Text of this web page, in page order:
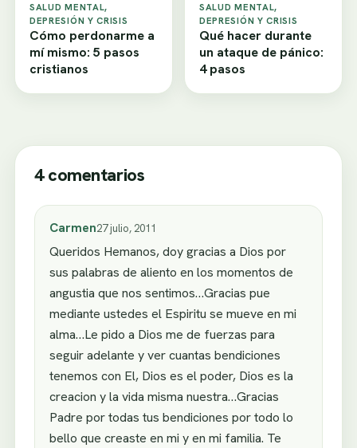
SALUD MENTAL,
DEPRESIÓN Y CRISIS
Cómo perdonarme a
mí mismo: 5 pasos
cristianos
SALUD MENTAL,
DEPRESIÓN Y CRISIS
Qué hacer durante
un ataque de pánico:
4 pasos
4 comentarios
Carmen27 julio, 2011
Queridos Hemanos, doy gracias a Dios por
sus palabras de aliento en los momentos de
angustia que nos sentimos…Gracias pue
mediante ustedes el Espiritu se mueve en mi
alma…Le pido a Dios me de fuerzas para
seguir adelante y ver cuantas bendiciones
tenemos con El, Dios es el poder, Dios es la
creacion y la vida misma nuestra…Gracias
Padre por todas tus bendiciones por todo lo
bello que creaste en mi y en mi familia. Te